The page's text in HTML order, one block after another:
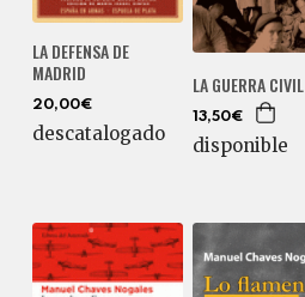
LA DEFENSA DE
MADRID
20,00€
descatalogado
LA GUERRA CIVIL
13,50€
disponible